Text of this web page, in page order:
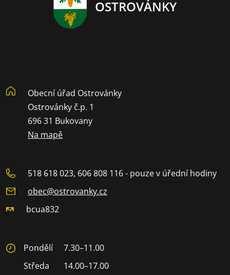
OSTROVÁNKY
Obecní úřad Ostrovánky
Ostrovánky č.p. 1
696 31 Bukovany
Na mapě
518 618 023, 606 808 116 - pouze v úřední hodiny
obec@ostrovanky.cz
bcua832
Pondělí
7.30–11.00
Středa
14.00–17.00